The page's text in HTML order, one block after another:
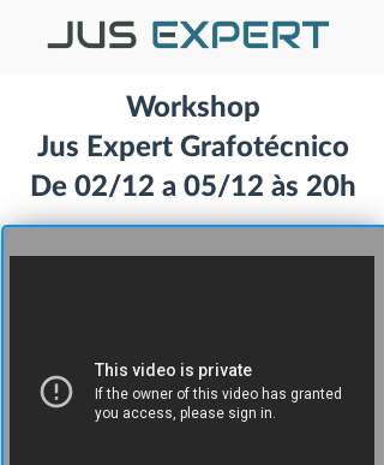
Workshop
Jus Expert Grafotécnico
De 02/12 a 05/12 às 20h